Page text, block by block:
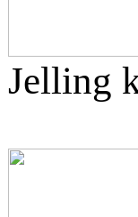
Jelling